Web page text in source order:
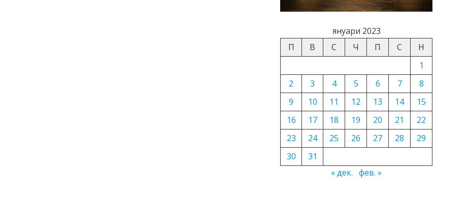
януари 2023
П
В С Ч П С
Н
1
2
3 4 5 6 7
8
9
10 11 12 13 14
15
16
17 18 19 20 21
22
23
24 25 26 27 28
29
30
31
« дек. фев. »